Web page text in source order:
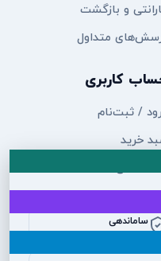
و بازگشت
متداول
کاربری
/ ثبت‌نام
خرید
ساماندهی